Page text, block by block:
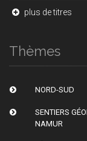
plus de titres
Thèmes
NORD-SUD
SENTIERS
NAMUR